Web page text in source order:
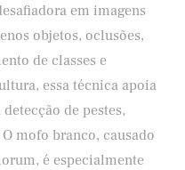
em imagens
objetos, oclusões,
de classes e
essa técnica apoia
de pestes,
mofo branco, causado
é especialmente